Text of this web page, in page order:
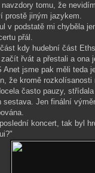
navzdory tomu, že
prostě jiným jazykem.
v podstatě mi chyběla
přál.
kdy hudební část
řvát a přestali a
Anet jsme pak měli teda
že kromě
často pauzy,
sestava. Jen finální
koncert, tak byl